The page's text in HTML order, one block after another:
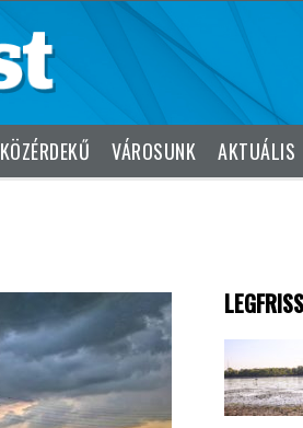
KÖZÉRDEKŰ VÁROSUNK AKTUÁLIS